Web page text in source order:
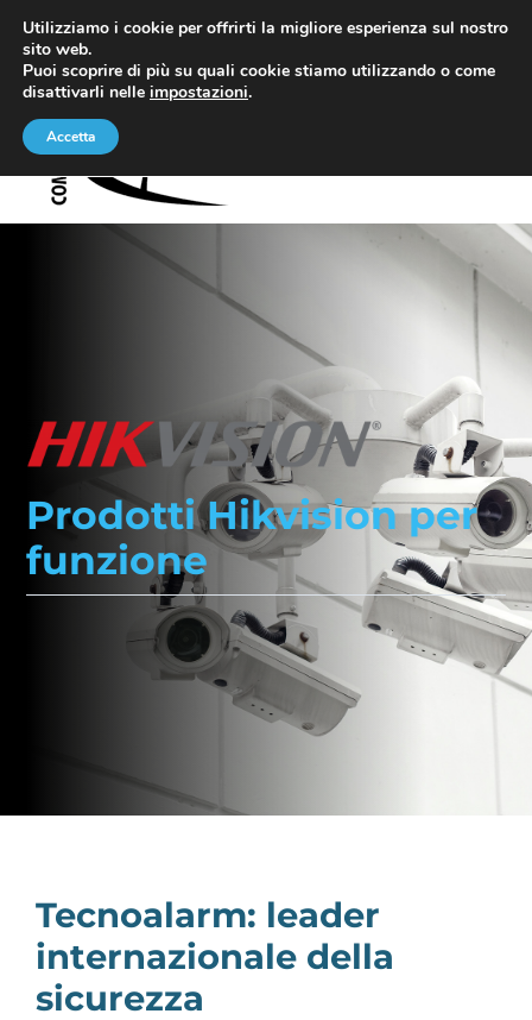
contenuto
Via Sospello 11 – TO 011.22.90.990
Home
Hikvision
Contatti
Prodotti Hikvision per
funzione
Tecnoalarm: leader
internazionale della
sicurezza
Utilizziamo i cookie per offrirti la migliore esperienza sul nostro
sito web.
Puoi scoprire di più su quali cookie stiamo utilizzando o come
disattivarli nelle impostazioni.
Accetta